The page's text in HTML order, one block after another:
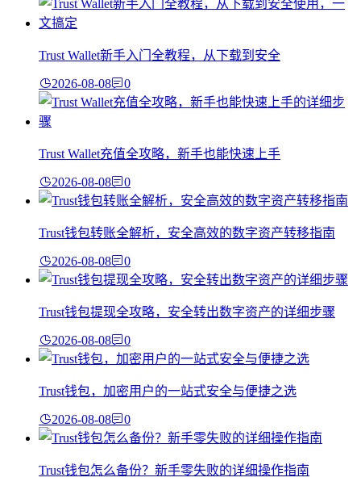
Trust Wallet新手入门全教程，从下载到安全
2026-08-08 0
Trust Wallet充值全攻略，新手也能快速上手
2026-08-08 0
Trust钱包转账全解析，安全高效的数字资产转移指南
2026-08-08 0
Trust钱包提现全攻略，安全转出数字资产的详细步骤
2026-08-08 0
Trust钱包，加密用户的一站式安全与便捷之选
2026-08-08 0
Trust钱包怎么备份？新手零失败的详细操作指南